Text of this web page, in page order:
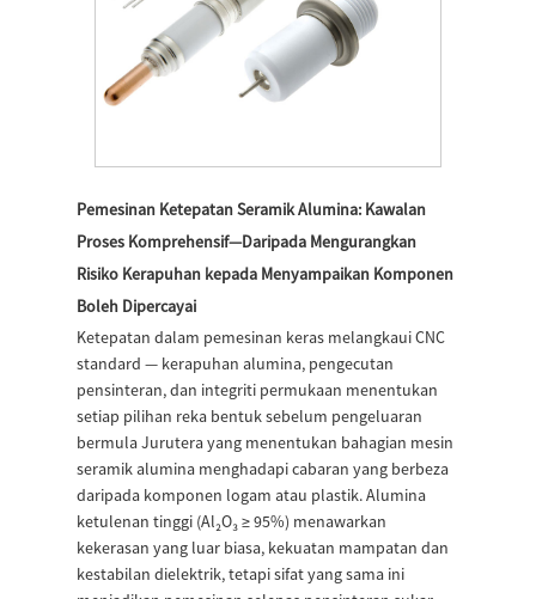
Pemesinan Ketepatan Seramik Alumina: Kawalan
Proses Komprehensif—Daripada Mengurangkan
Risiko Kerapuhan kepada Menyampaikan Komponen
Boleh Dipercayai
Ketepatan dalam pemesinan keras melangkaui CNC
standard — kerapuhan alumina, pengecutan
pensinteran, dan integriti permukaan menentukan
setiap pilihan reka bentuk sebelum pengeluaran
bermula Jurutera yang menentukan bahagian mesin
seramik alumina menghadapi cabaran yang berbeza
daripada komponen logam atau plastik. Alumina
ketulenan tinggi (Al₂O₃ ≥ 95%) menawarkan
kekerasan yang luar biasa, kekuatan mampatan dan
kestabilan dielektrik, tetapi sifat yang sama ini